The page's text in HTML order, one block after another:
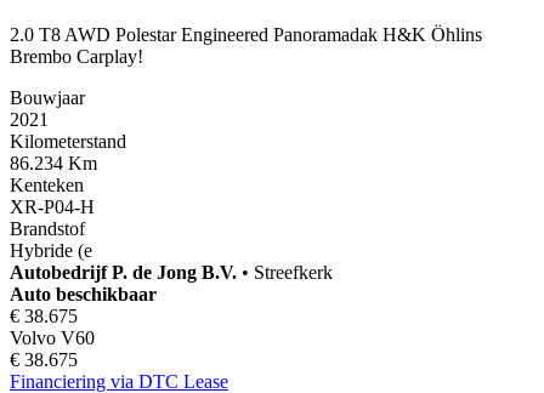
2.0 T8 AWD Polestar Engineered Panoramadak H&K Öhlins
Brembo Carplay!
Bouwjaar
2021
Kilometerstand
86.234 Km
Kenteken
XR-P04-H
Brandstof
Hybride (e
AutobedrijfP. de Jong B.V. • Streefkerk
Auto beschikbaar
€ 38.675
Volvo V60
€ 38.675
Financiering via DTC Lease